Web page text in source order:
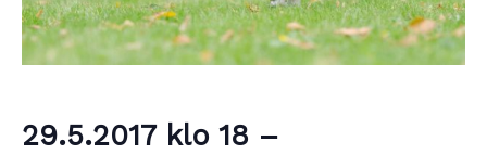
29.5.2017 klo 18 –